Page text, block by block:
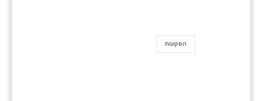
הפקעות